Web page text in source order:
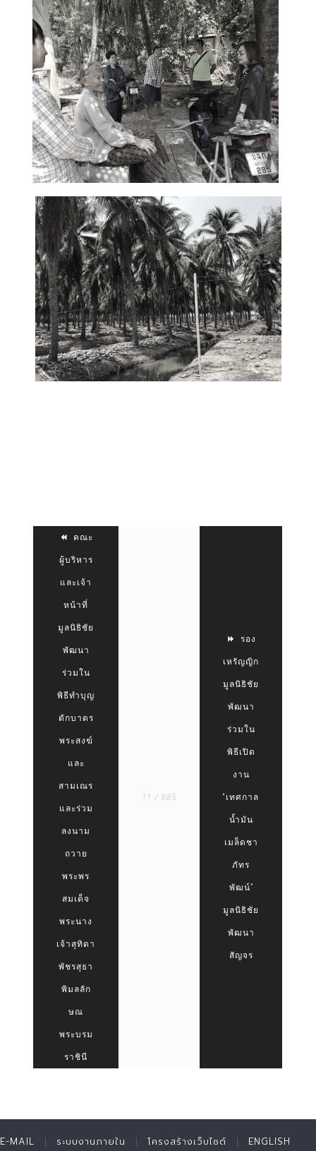
คณะ
ผู้บริหาร
และเจ้า
หน้าที่
มูลนิธิชัย
พัฒนา
ร่วมใน
พิธีทำบุญ
ตักบาตร
พระสงฆ์
และ
สามเณร
และร่วม
ลงนาม
ถวาย
พระพร
สมเด็จ
พระนาง
เจ้าสุทิดา
พัชรสุธา
พิมลลัก
ษณ
พระบรม
ราชินี
11 / 685
รอง
เหรัญญิก
มูลนิธิชัย
พัฒนา
ร่วมใน
พิธีเปิด
งาน
“เทศกาล
น้ำมัน
เมล็ดชา
ภัทร
พัฒน์”
มูลนิธิชัย
พัฒนา
สัญจร
E-MAIL ระบบงานภายใน โครงสร้างเว็บไซต์ ENGLISH